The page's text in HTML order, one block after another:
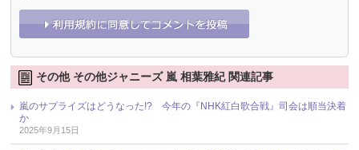
その他 その他ジャニーズ 嵐 相葉雅紀 関連記事
嵐のサプライズはどうなった!? 今年の『NHK紅白歌合戦』司会は順当決着
か
2025年9月15日